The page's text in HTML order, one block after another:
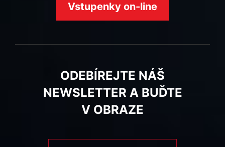
Vstupenky on-line
ODEBÍREJTE NÁŠ
NEWSLETTER A BUĎTE
V OBRAZE